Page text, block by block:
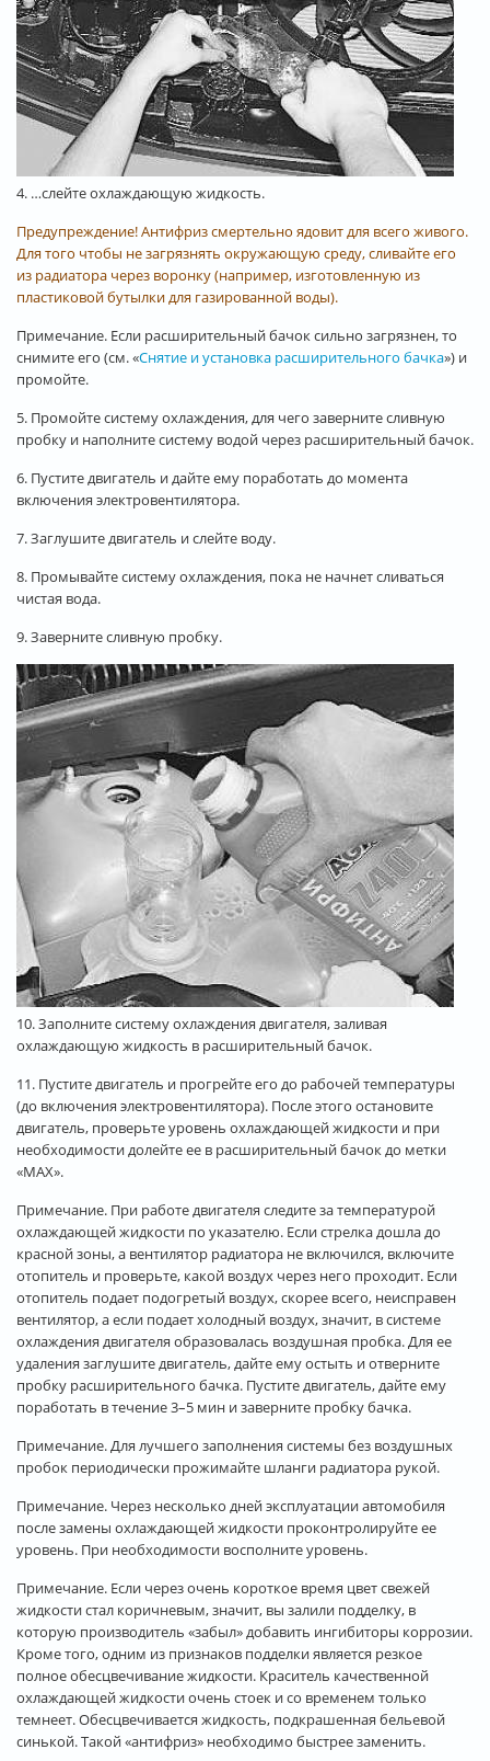
4. …слейте охлаждающую жидкость.
Предупреждение! Антифриз смертельно ядовит для всего живого.
Для того чтобы не загрязнять окружающую среду, сливайте его
из радиатора через воронку (например, изготовленную из
пластиковой бутылки для газированной воды).
Примечание. Если расширительный бачок сильно загрязнен, то
снимите его (см. «Снятие и установка расширительного бачка») и
промойте.
5. Промойте систему охлаждения, для чего заверните сливную
пробку и наполните систему водой через расширительный бачок.
6. Пустите двигатель и дайте ему поработать до момента
включения электровентилятора.
7. Заглушите двигатель и слейте воду.
8. Промывайте систему охлаждения, пока не начнет сливаться
чистая вода.
9. Заверните сливную пробку.
10. Заполните систему охлаждения двигателя, заливая
охлаждающую жидкость в расширительный бачок.
11. Пустите двигатель и прогрейте его до рабочей температуры
(до включения электровентилятора). После этого остановите
двигатель, проверьте уровень охлаждающей жидкости и при
необходимости долейте ее в расширительный бачок до метки
«MAX».
Примечание. При работе двигателя следите за температурой
охлаждающей жидкости по указателю. Если стрелка дошла до
красной зоны, а вентилятор радиатора не включился, включите
отопитель и проверьте, какой воздух через него проходит. Если
отопитель подает подогретый воздух, скорее всего, неисправен
вентилятор, а если подает холодный воздух, значит, в системе
охлаждения двигателя образовалась воздушная пробка. Для ее
удаления заглушите двигатель, дайте ему остыть и отверните
пробку расширительного бачка. Пустите двигатель, дайте ему
поработать в течение 3–5 мин и заверните пробку бачка.
Примечание. Для лучшего заполнения системы без воздушных
пробок периодически прожимайте шланги радиатора рукой.
Примечание. Через несколько дней эксплуатации автомобиля
после замены охлаждающей жидкости проконтролируйте ее
уровень. При необходимости восполните уровень.
Примечание. Если через очень короткое время цвет свежей
жидкости стал коричневым, значит, вы залили подделку, в
которую производитель «забыл» добавить ингибиторы коррозии.
Кроме того, одним из признаков подделки является резкое
полное обесцвечивание жидкости. Краситель качественной
охлаждающей жидкости очень стоек и со временем только
темнеет. Обесцвечивается жидкость, подкрашенная бельевой
синькой. Такой «антифриз» необходимо быстрее заменить.